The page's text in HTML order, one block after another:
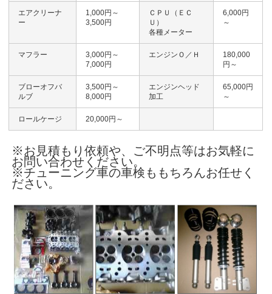
エアクリーナ
ー
1,000円～
3,500円
ＣＰＵ（ＥＣ
Ｕ）
各種メーター
6,000円
～
マフラー
3,000円～
7,000円
エンジンＯ／Ｈ
180,000
円～
ブローオフバ
ルブ
3,500円～
8,000円
エンジンヘッド
加工
65,000円
～
ロールケージ 20,000円～
※お見積もり依頼や、ご不明点等はお気軽に
お問い合わせください。
※チューニング車の車検ももちろんお任せく
ださい。